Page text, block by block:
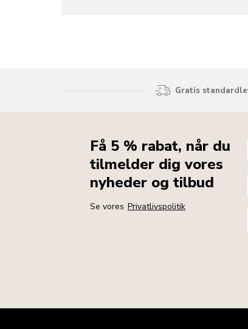
Gratis
Få 5 % rabat, når du
tilmelder dig vores
nyheder og tilbud
Se vores Privatlivspolitik